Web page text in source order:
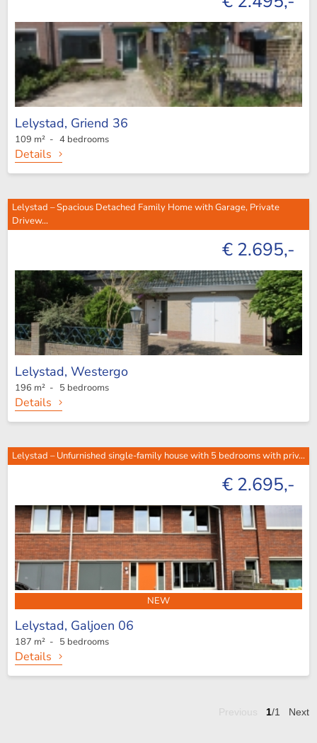
Lelystad, Griend 36
109 m² - 4 bedrooms
Details
Lelystad – Spacious Detached Family Home with Garage, Private
Drivew...
€ 2.695,-
Lelystad, Westergo
196 m² - 5 bedrooms
Details
Lelystad – Unfurnished single-family house with 5 bedrooms with priv...
€ 2.695,-
NEW
Lelystad, Galjoen 06
187 m² - 5 bedrooms
Details
1/1 Next